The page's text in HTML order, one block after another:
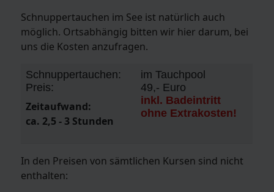
Schnuppertauchen im See ist natürlich auch
möglich. Ortsabhängig bitten wir hier darum, bei
uns die Kosten anzufragen.
Schnuppertauchen:
Preis:
Zeitaufwand:
ca. 2,5 - 3 Stunden
im Tauchpool
49,- Euro
inkl. Badeintritt
ohne Extrakosten!
In den Preisen von sämtlichen Kursen sind nicht
enthalten: